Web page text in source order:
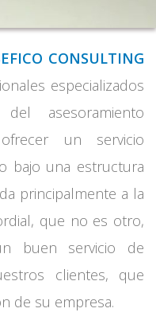
CONSULTING
especializados
asesoramiento
un servicio
bajo una estructura
principalmente a la
que no es otro,
buen servicio de
clientes, que
de su empresa.